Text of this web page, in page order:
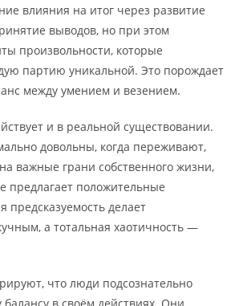
влияния на итог через развитие
выводов, но при этом
произвольности, которые
партию уникальной. Это порождает
между умением и везением.
и в реальной существовании.
довольны, когда переживают,
важные грани собственного жизни,
предлагает положительные
делает
а тотальная хаотичность —
что люди подсознательно